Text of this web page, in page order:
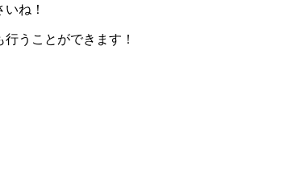
ね！
うことができます！